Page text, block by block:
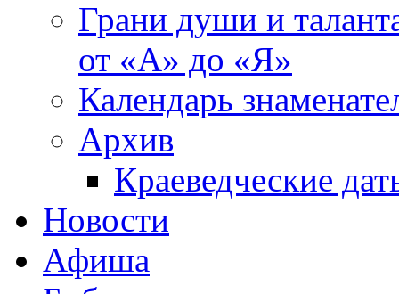
Грани души и
от «А» до «Я»
Календарь
Архив
Краеведческие
Новости
Афиша